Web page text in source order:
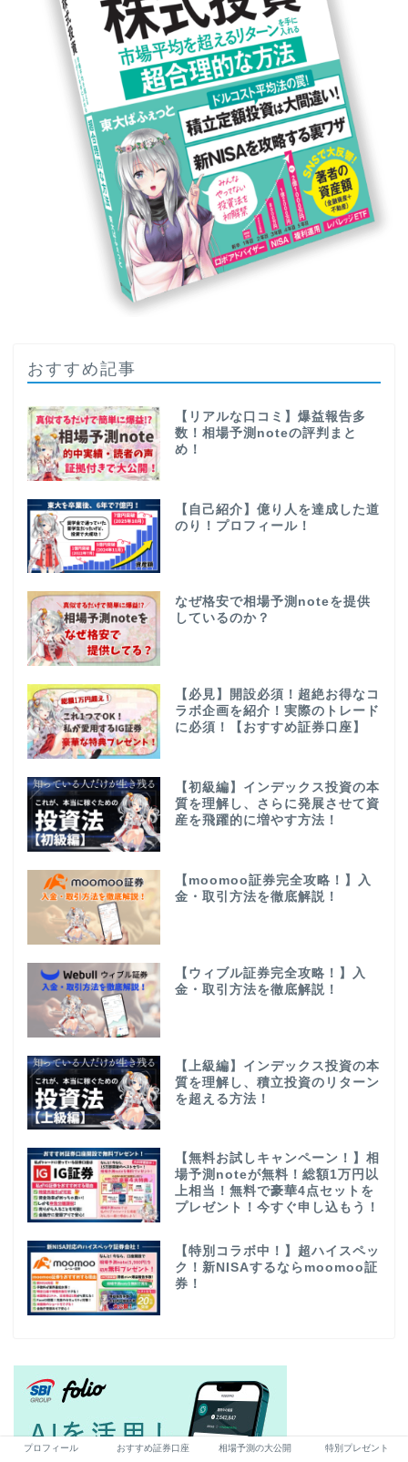
おすすめ記事
【リアルな口コミ】爆益報告多
数！相場予測noteの評判まと
め！
【自己紹介】億り人を達成した道
のり！プロフィール！
なぜ格安で相場予測noteを提供
しているのか？
【必見】開設必須！超絶お得なコ
ラボ企画を紹介！実際のトレード
に必須！【おすすめ証券口座】
【初級編】インデックス投資の本
質を理解し、さらに発展させて資
産を飛躍的に増やす方法！
【moomoo証券完全攻略！】入
金・取引方法を徹底解説！
【ウィブル証券完全攻略！】入
金・取引方法を徹底解説！
【上級編】インデックス投資の本
質を理解し、積立投資のリターン
を超える方法！
【無料お試しキャンペーン！】相
場予測noteが無料！総額1万円以
上相当！無料で豪華4点セットを
プレゼント！今すぐ申し込もう！
【特別コラボ中！】超ハイスペッ
ク！新NISAするならmoomoo証
券！
プロフィール おすすめ証券口座 相場予測の大公開 特別プレゼント